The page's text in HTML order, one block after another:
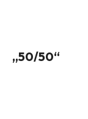
„50/50“